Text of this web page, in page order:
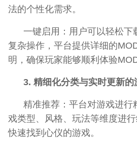
法的个性化需求。
一键启用：用户可以轻松下
复杂操作，平台提供详细的
明，确保玩家能够顺利体验
3. 精细化分类与实时更新的
精准推荐：平台对游戏进行
戏类型、风格、玩法等维度进
快速找到心仪的游戏。